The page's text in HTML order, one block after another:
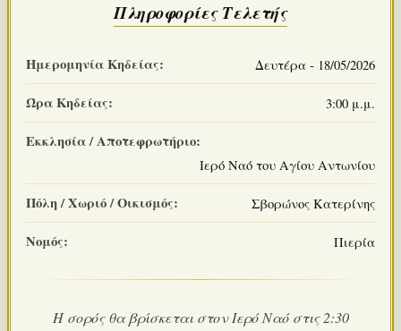
Πληροφορίες Τελετής
Ημερομηνία Κηδείας: Δευτέρα - 18/05/2026
Ώρα Κηδείας: 3:00 μ.μ.
Εκκλησία / Αποτεφρωτήριο:
Ιερό Ναό του Αγίου Αντωνίου
Πόλη / Χωριό / Οικισμός: Σβορώνος Κατερίνης
Νομός: Πιερία
Η σορός θα βρίσκεται στον Ιερό Ναό στις 2:30